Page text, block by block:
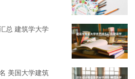
总 建筑学大学
美国大学建筑